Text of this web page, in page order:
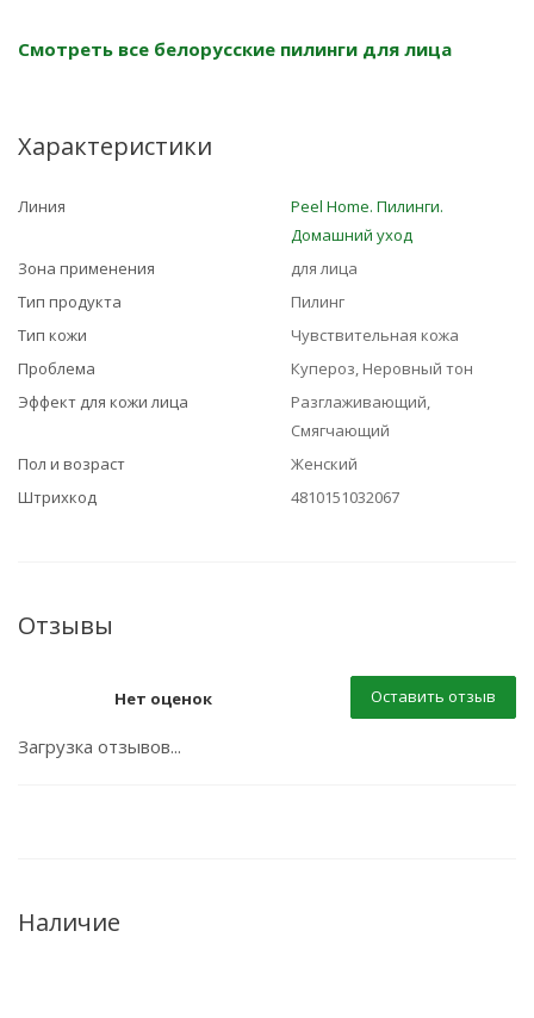
Смотреть все белорусские пилинги для лица
Характеристики
Линия
Peel Home. Пилинги.
Домашний уход
Зона применения
для лица
Тип продукта
Пилинг
Тип кожи
Чувствительная кожа
Проблема
Купероз, Неровный тон
Эффект для кожи лица
Разглаживающий,
Смягчающий
Пол и возраст
Женский
Штрихкод
4810151032067
Отзывы
Нет оценок Оставить отзыв
Загрузка отзывов...
Наличие